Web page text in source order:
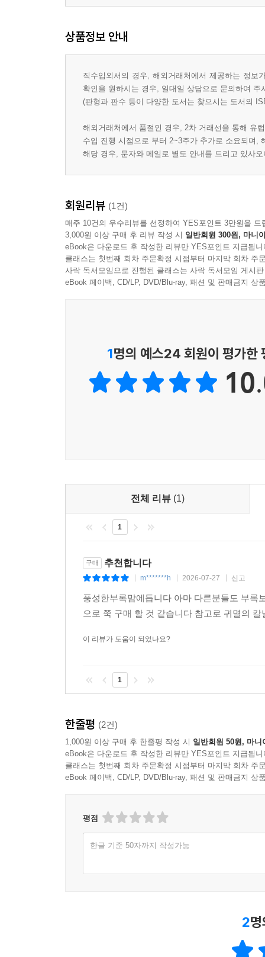
상품정보 안내
직수입외서의 경우, 해외거래처에서 제공하는 정
확인을 원하시는 경우, 일대일 상담으로 문의하여 주
(판형과 판수 등이 다양한 도서는 찾으시는 도서의
해외거래처에서 품절인 경우, 2차 거래선을 통해 유
수입 진행 시점으로 부터 2~3주가 추가로 소요되며,
해당 경우, 문자와 메일로 별도 안내를 드리고 있사
회원리뷰 (1건)
매주 10건의 우수리뷰를 선정하여 YES포인트 3만원을 드
3,000원 이상 구매 후 리뷰 작성 시 일반회원 300원, 마니
eBook은 다운로드 후 작성한 리뷰만 YES포인트 지급됩니
클래스는 첫번째 회차 주문확정 시점부터 마지막 회차 주
사락 독서모임으로 진행된 클래스는 사락 독서모임 게시
eBook 페이백, CD/LP, DVD/Blu-ray, 패션 및 판매금지 상
1명의 예스24 회원이 평가한
전체 리뷰 (1)
1
구매 추천합니다
m*******h 2026-07-27 신고
풍성한부록맘에듭니다 아마 다른분들도 부록
으로 쭉 구매 할 것 같습니다 참고로 귀멸의
이 리뷰가 도움이 되었나요?
1
한줄평 (2건)
1,000원 이상 구매 후 한줄평 작성 시 일반회원 50원, 마니
eBook은 다운로드 후 작성한 리뷰만 YES포인트 지급됩니
클래스는 첫번째 회차 주문확정 시점부터 마지막 회차 주
eBook 페이백, CD/LP, DVD/Blu-ray, 패션 및 판매금지 상
평점
한글 기준 50자까지 작성가능
2